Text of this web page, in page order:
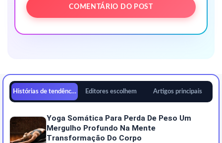
Histórias de tendências Editores escolhem Artigos principais
Yoga Somática Para Perda De Peso Um
Mergulho Profundo Na Mente
Transformação Do Corpo